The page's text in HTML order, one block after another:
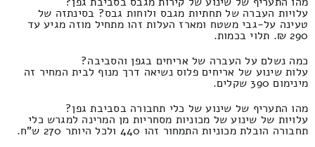
עלויות העברה של תחתיות מגבס ולוחות גבס? בסינתזה של
טעינה על-גבי משטח ומארז העלות זהו מתחיל מוזה מגיע עד
290 ₪. תלוי בכמות.
כמה נשלם על העברה של אריחים בגפן והסביבה?
עלות שינוע של אריחים פלוס נשיאה דרך מנוף לבית המחיר זה
מינימום 390 שקלים.
מהו התעריף של שינוע של כלי תחבורה בסביבת גפן?
עלויות של שינוע של מכוניות מסחריות מן המרינה למגרש כלי
תחבורה הובלת מכוניות התמחור זהו 440 ולכל היותר 270 ש"ח.